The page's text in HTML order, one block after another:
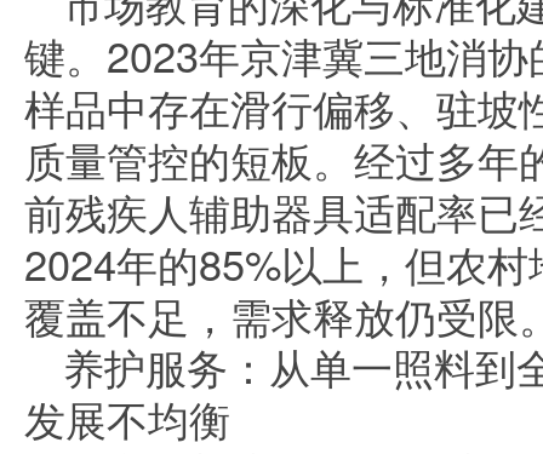
键。2023年京津冀三地消
样品中存在滑行偏移、驻坡
质量管控的短板。经过多
前残疾人辅助器具适配率已
2024年的85%以上，但农
覆盖不足，需求释放仍受限
养护服务：从单一照料到
发展不均衡